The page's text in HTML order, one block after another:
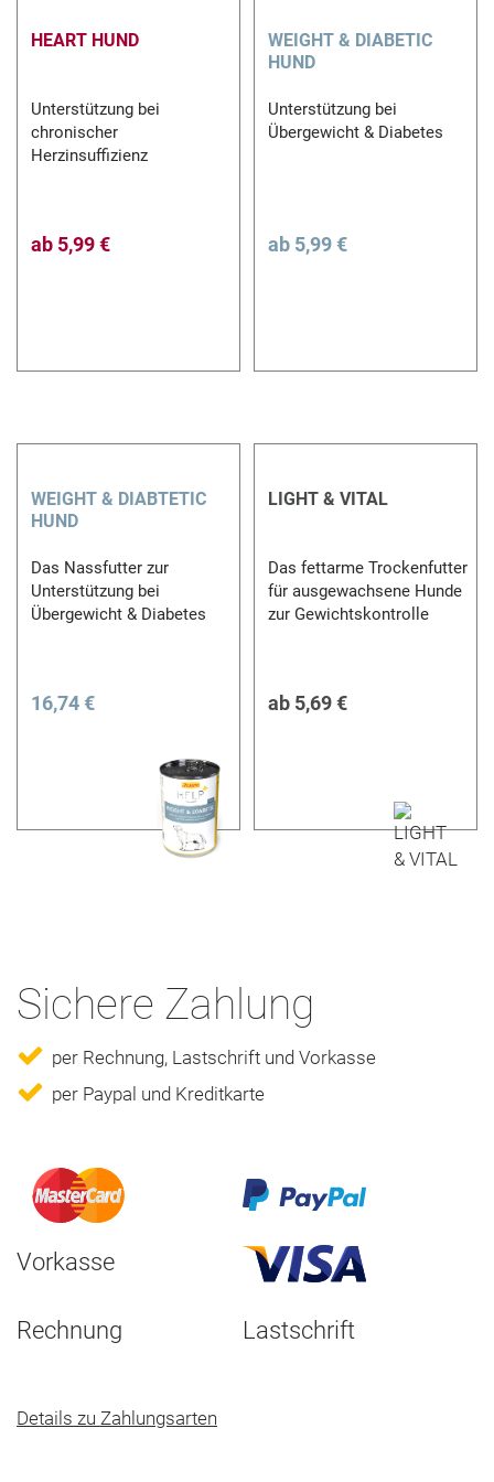
HEART HUND
Unterstützung bei
chronischer
Herzinsuffizienz
ab 5,99 €
WEIGHT & DIABETIC
HUND
Unterstützung bei
Übergewicht & Diabetes
ab 5,99 €
WEIGHT & DIABTETIC
HUND
Das Nassfutter zur
Unterstützung bei
Übergewicht & Diabetes
16,74 €
LIGHT & VITAL
Das fettarme Trockenfutter
für ausgewachsene Hunde
zur Gewichtskontrolle
ab 5,69 €
Sichere Zahlung
per Rechnung, Lastschrift und Vorkasse
per Paypal und Kreditkarte
Vorkasse
Rechnung Lastschrift
Details zu Zahlungsarten